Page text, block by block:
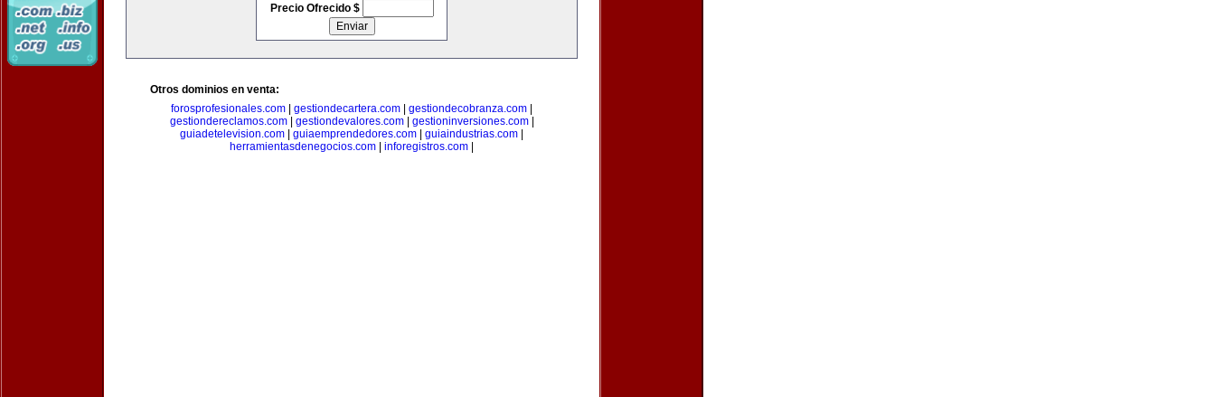
Precio Ofrecido $
Otros dominios en venta:
forosprofesionales.com
gestiondecartera.com gestiondecobranza.com
gestiondereclamos.com| gestiondevalores.com| gestioninversiones.com|
guiadetelevision.com
guiaemprendedores.com guiaindustrias.com
herramientasdenegocios.com
inforegistros.com